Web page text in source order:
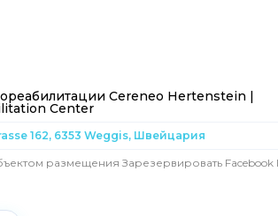
Cereneo Hertenstein |
Center
162, 6353 Weggis, Швейцария
размещения Зарезервировать Facebook